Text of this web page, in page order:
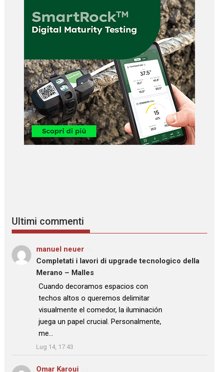
Ultimi commenti
manuel neuer
Completati i lavori di upgrade tecnologico della
Merano – Malles
: “
Cuando decoramos espacios con
techos altos o queremos delimitar
visualmente el comedor, la iluminación
juega un papel crucial. Personalmente,
me…
”
Lug 14, 17:43
Omar Karoui